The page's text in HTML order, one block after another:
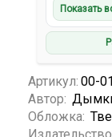
Показать
Артикул: 00-
Автор:
Обложка: